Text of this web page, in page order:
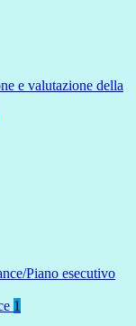
e valutazione della
Piano esecutivo
1